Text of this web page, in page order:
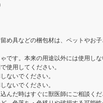
め具などの梱包材は、ペットやお
です。本来の用途以外には使用しな
使用してください。
ないでください。
ないでください。
んだ時はすぐに獣医師にご相談くだ